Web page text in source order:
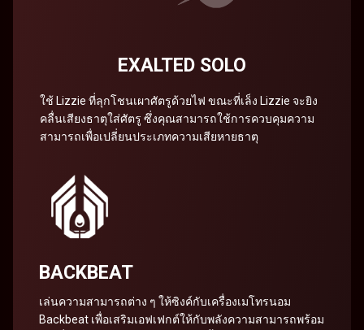
EXALTED SOLO
ใช้ Lizzie ที่ลุกโชนเผาศัตรูด้วยไฟ ขณะที่เล็ง Lizzie จะยิง
คลื่นเสียงธาตุใส่ศัตรู ซึ่งคุณสามารถใช้การควบคุมความ
สามารถเพื่อเปลี่ยนประเภทความเสียหายธาตุ
BACKBEAT
เล่นความสามารถต่าง ๆ ให้ซิงค์กับเครื่องเมโทรนอม
Backbeat เพื่อเสริมเอฟเฟกต์ให้กับพลังความสามารถพร้อม